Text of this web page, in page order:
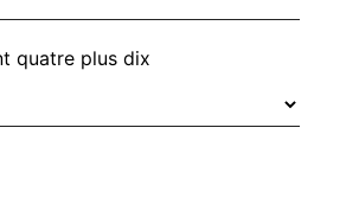
quatre plus dix